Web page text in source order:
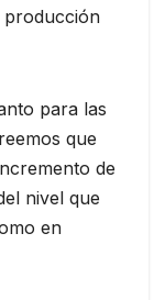
producción
para las
que
de
nivel que
en